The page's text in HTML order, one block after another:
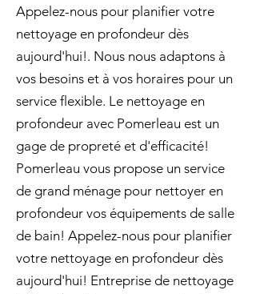
Appelez-nous pour planifier votre
nettoyage en profondeur dès
aujourd'hui!. Nous nous adaptons à
vos besoins et à vos horaires pour un
service flexible. Le nettoyage en
profondeur avec Pomerleau est un
gage de propreté et d'efficacité!
Pomerleau vous propose un service
de grand ménage pour nettoyer en
profondeur vos équipements de salle
de bain! Appelez-nous pour planifier
votre nettoyage en profondeur dès
aujourd'hui! Entreprise de nettoyage